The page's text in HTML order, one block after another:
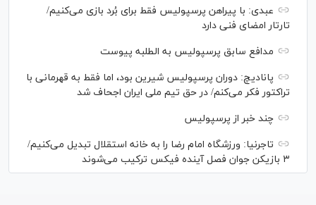
عبدی: با پیراهن پرسپولیس فقط برای بُرد بازی می‌کنیم/
تارتار امضای فنی دارد
مدافع سابق پرسپولیس به الطلبه پیوست
پانادیچ: دوران پرسپولیس شیرین بود، اما فقط به قهرمانی با
تراکتور فکر می‌کنم/ در حق تیم ملی ایران اجحاف شد
چند خبر از پرسپولیس
تاجرنیا: ورزشگاه امام رضا را به خانه استقلال تبدیل می‌کنیم/
۳ بازیکن جوان فصل آینده فیکس ترکیب می‌شوند